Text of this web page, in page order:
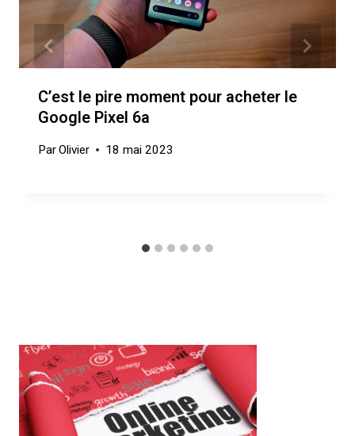
C’est le pire moment pour acheter le
Google Pixel 6a
ParOlivier 18 mai 2023